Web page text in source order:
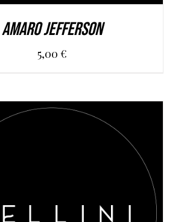
Amaro Jefferson
5,00 €
AL CARRELLO DETAILS